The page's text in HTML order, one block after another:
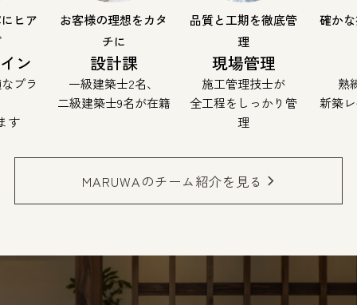
ヒア
ン
プラ
す
お客様の理想をカタ
チに
設計課
一級建築士2名、
二級建築士9名が在籍
品質と工期を徹底管
理
現場管理
施工管理技士が
全工程をしっかり管
理
確か
熟
新築
MARUWAのチーム紹介を見る